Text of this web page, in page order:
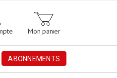
Mon panier
ABONNEMENTS